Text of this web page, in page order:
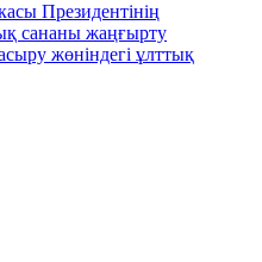
Президентінің
сананы жаңғырту
жөніндегі ұлттық